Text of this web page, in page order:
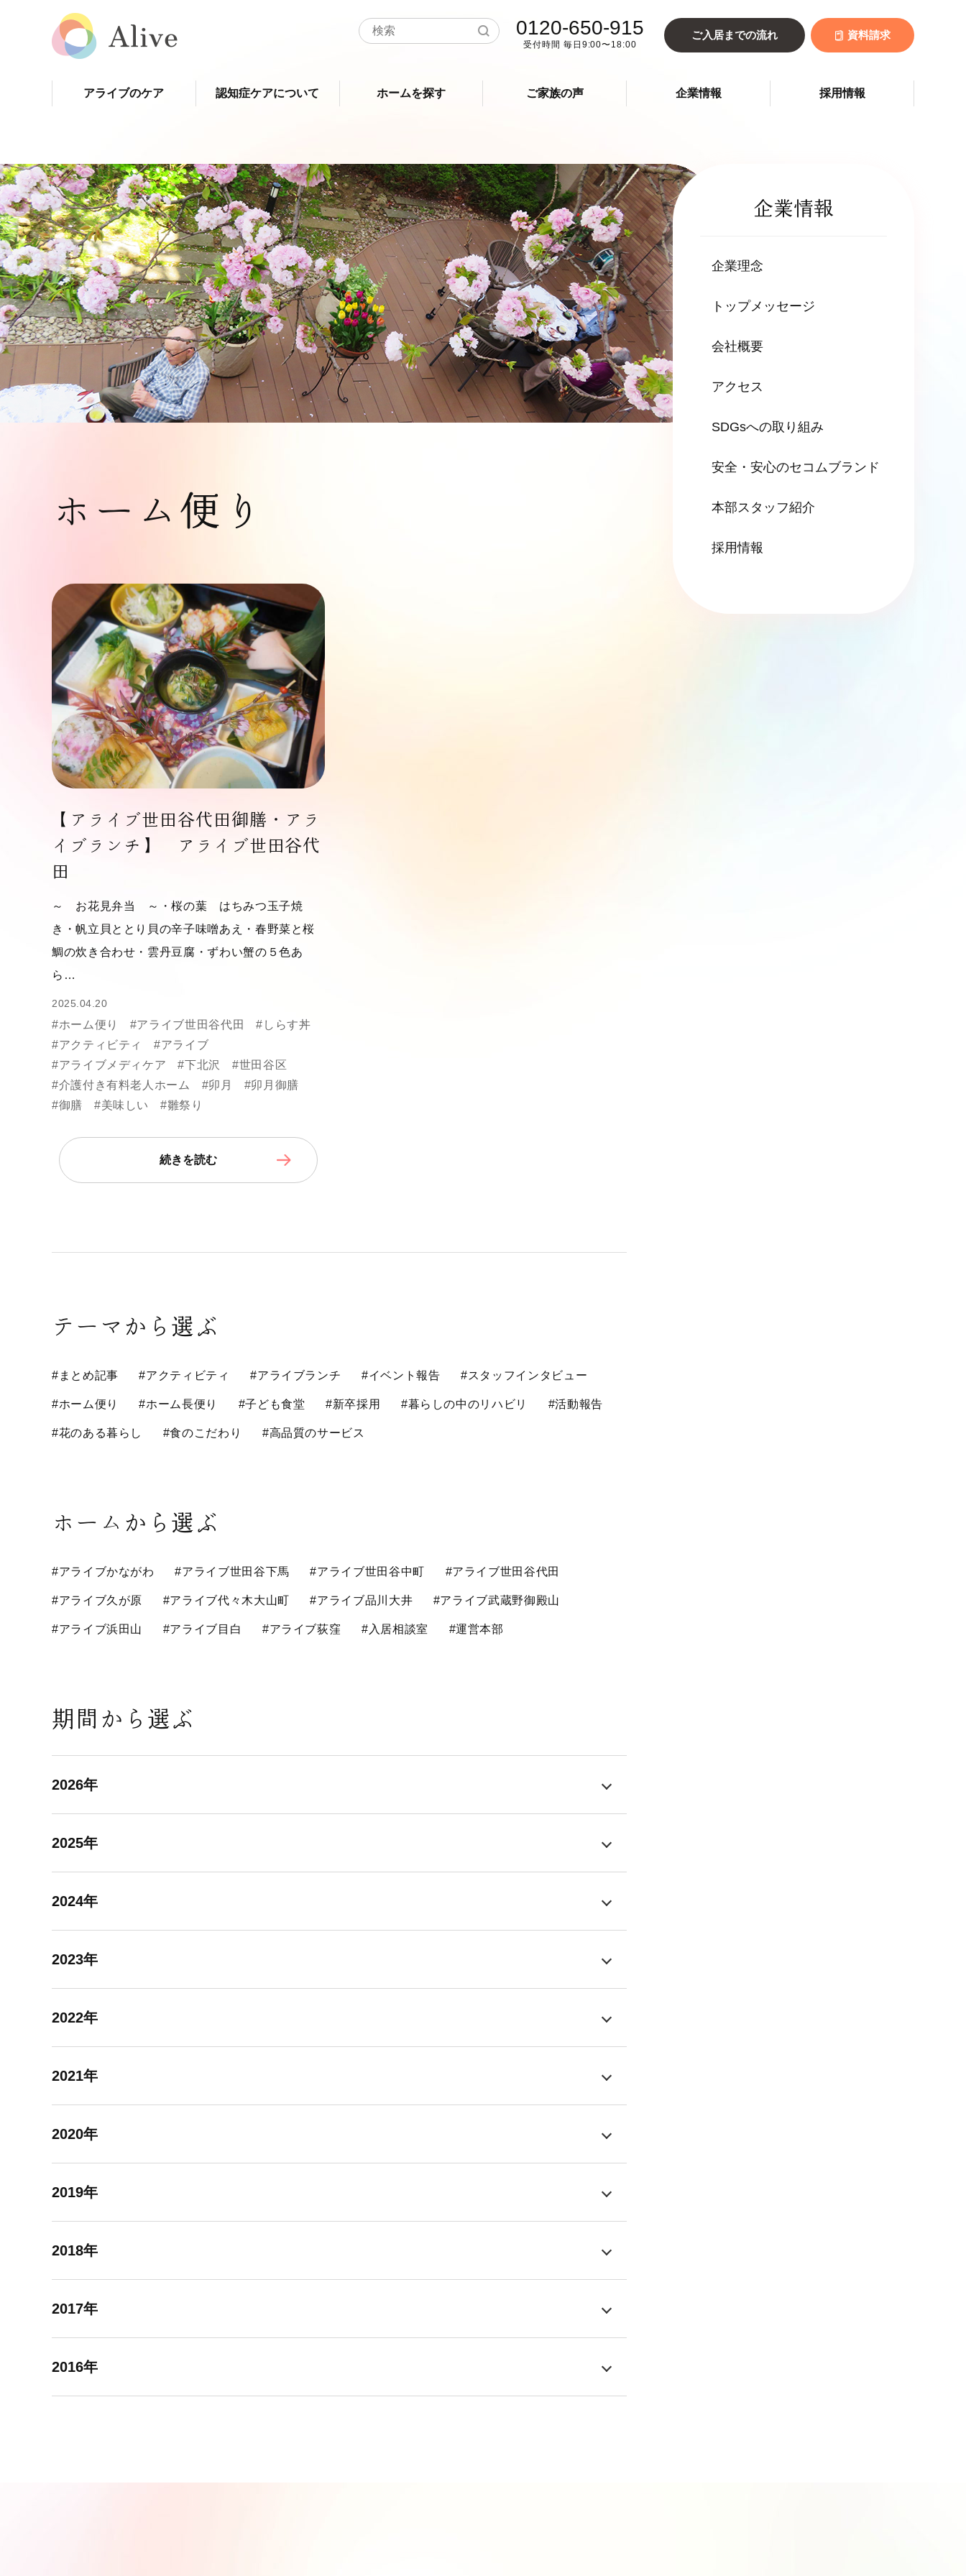
0120-650-915
受付時間 毎日9:00〜18:00
ご入居までの流れ 資料請求
アライブのケア 認知症ケアについて ホームを探す ご家族の声 企業情報 採用情報
企業情報
企業理念
トップメッセージ
会社概要
アクセス
SDGsへの取り組み
安全・安心のセコムブランド
本部スタッフ紹介
採用情報
ホーム便り
【アライブ世田谷代田御膳・アラ
イブランチ】 アライブ世田谷代
田
～ お花見弁当 ～・桜の葉 はちみつ玉子焼
き・帆立貝ととり貝の辛子味噌あえ・春野菜と桜
鯛の炊き合わせ・雲丹豆腐・ずわい蟹の５色あ
ら…
2025.04.20
#ホーム便り #アライブ世田谷代田
#しらす丼
#アクティビティ
#アライブ
#アライブメディケア
#下北沢
#世田谷区
#介護付き有料老人ホーム
#卯月
#卯月御膳
#御膳
#美味しい #雛祭り
続きを読む
テーマから選ぶ
#まとめ記事 #アクティビティ #アライブランチ #イベント報告 #スタッフインタビュー
#ホーム便り #ホーム長便り #子ども食堂 #新卒採用 #暮らしの中のリハビリ #活動報告
#花のある暮らし #食のこだわり #高品質のサービス
ホームから選ぶ
#アライブかながわ #アライブ世田谷下馬 #アライブ世田谷中町 #アライブ世田谷代田
#アライブ久が原 #アライブ代々木大山町 #アライブ品川大井 #アライブ武蔵野御殿山
#アライブ浜田山 #アライブ目白 #アライブ荻窪 #入居相談室 #運営本部
期間から選ぶ
2026年
2025年
2024年
2023年
2022年
2021年
2020年
2019年
2018年
2017年
2016年